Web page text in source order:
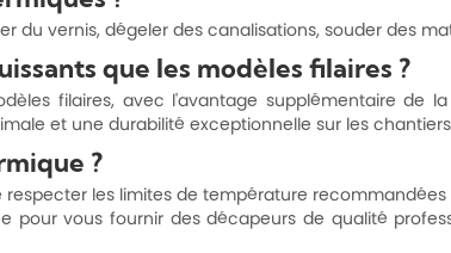
du vernis, dégeler des canalisations, souder des
que les modèles filaires ?
filaires, avec l'avantage supplémentaire de
et une durabilité exceptionnelle sur les
?
les limites de température
vous fournir des décapeurs de qualité